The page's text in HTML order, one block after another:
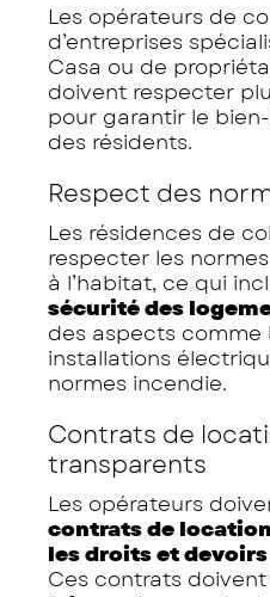
Les opérateurs de
d’entreprises
Casa ou de
doivent respecter
pour garantir le
des résidents.
Respect des
Les résidences de
respecter les
à l’habitat, ce qui
sécurité des
des aspects
installations
normes incendie.
Contrats de
transparents
Les opérateurs
contrats de
les droits et
Ces contrats